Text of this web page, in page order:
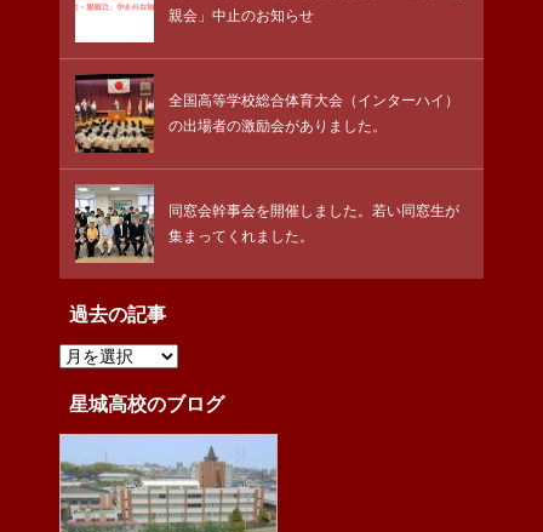
親会」中止のお知らせ
全国高等学校総合体育大会（インターハイ）
の出場者の激励会がありました。
同窓会幹事会を開催しました。若い同窓生が
集まってくれました。
過去の記事
過
去
記
事
星城高校のブログ